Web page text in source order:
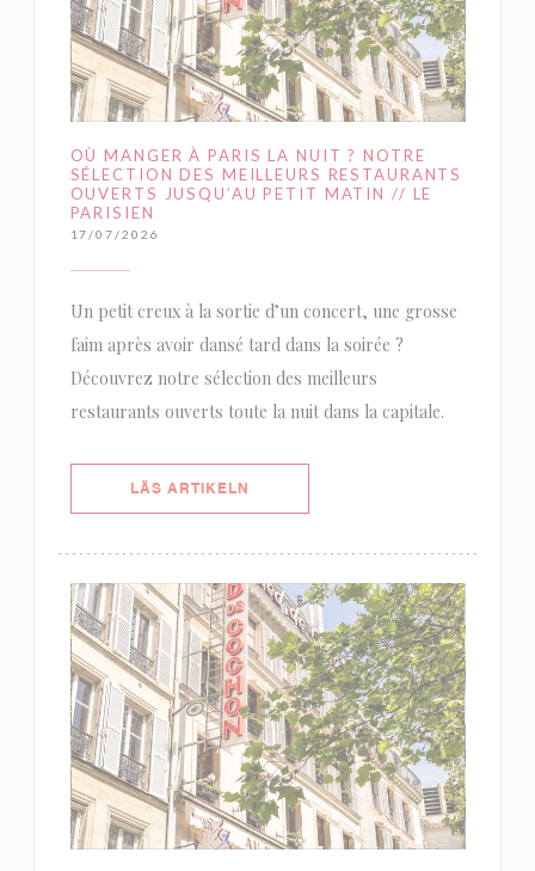
OÙ MANGER À PARIS LA NUIT ? NOTRE
SÉLECTION DES MEILLEURS RESTAURANTS
OUVERTS JUSQU’AU PETIT MATIN // LE
PARISIEN
17/07/2026
Un petit creux à la sortie d’un concert, une grosse
faim après avoir dansé tard dans la soirée ?
Découvrez notre sélection des meilleurs
restaurants ouverts toute la nuit dans la capitale.
LÄS ARTIKELN